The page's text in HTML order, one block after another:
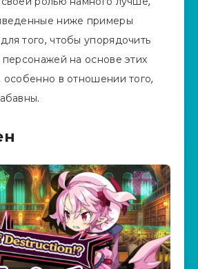
ниже примеры
того, чтобы упорядочить
персонажей на основе этих
особенно в отношении того,